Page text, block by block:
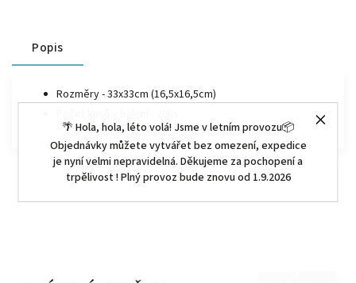
🌴 Hola, hola, léto volá! Jsme v letním provozu📦
Objednávky můžete vytvářet bez omezení, expedice
je nyní velmi nepravidelná. Děkujeme za pochopení a
trpělivost ! Plný provoz bude znovu od 1.9.2026
Popis
Rozměry - 33x33cm (16,5x16,5cm)